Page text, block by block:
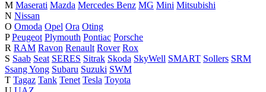
M Maserati Mazda Mercedes Benz MG Mini Mitsubishi
N Nissan
O Omoda Opel Ora Oting
P Peugeot Plymouth Pontiac Porsche
R RAM Ravon Renault Rover Rox
S Saab Seat SERES Sitrak Skoda SkyWell SMART Sollers SRM
Ssang Yong Subaru Suzuki SWM
T Tagaz Tank Tenet Tesla Toyota